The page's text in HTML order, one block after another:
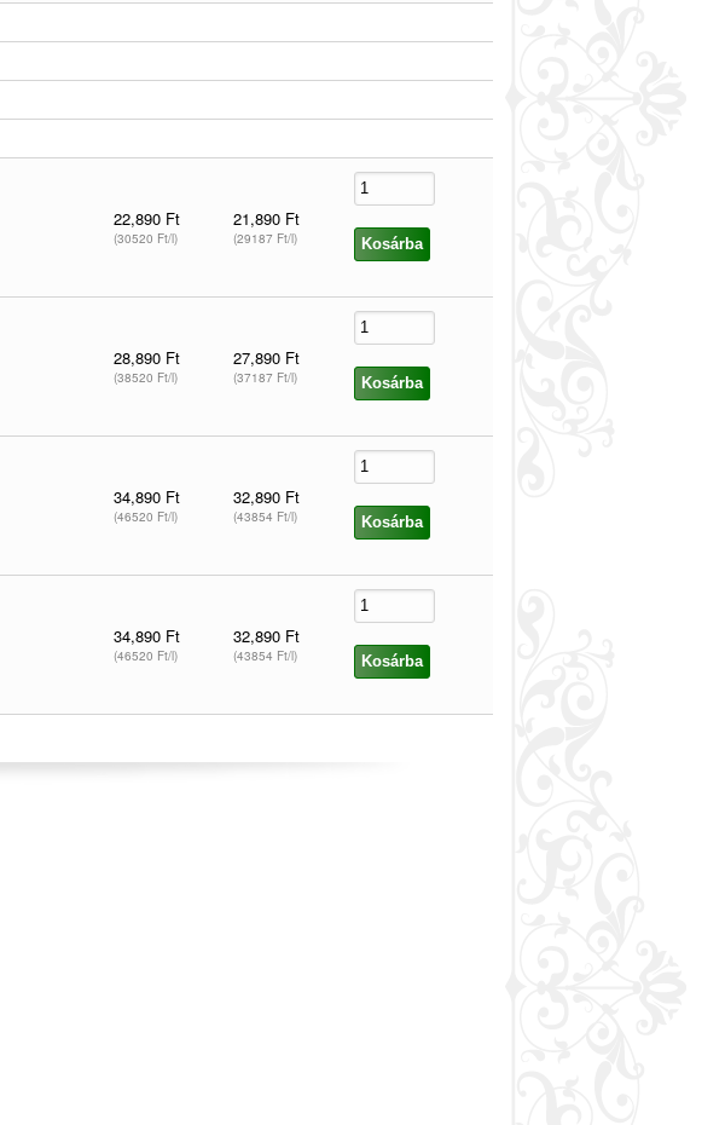
22,890 Ft
(30520 Ft/l)
21,890 Ft
(29187 Ft/l)
28,890 Ft
(38520 Ft/l)
27,890 Ft
(37187 Ft/l)
34,890 Ft
(46520 Ft/l)
32,890 Ft
(43854 Ft/l)
34,890 Ft
(46520 Ft/l)
32,890 Ft
(43854 Ft/l)